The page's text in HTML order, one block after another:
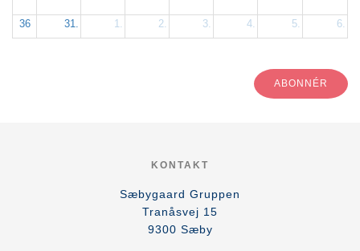
36 31. 1. 2. 3. 4. 5. 6.
ABONNÉR
KONTAKT
Sæbygaard Gruppen
Tranåsvej 15
9300 Sæby